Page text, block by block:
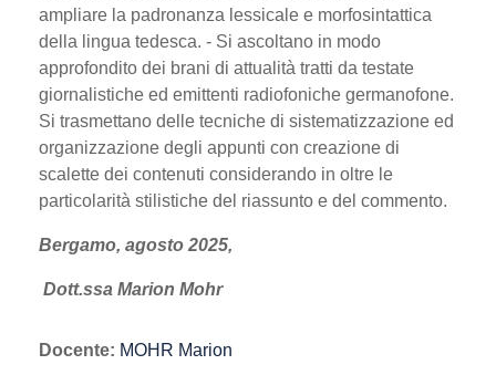
ampliare la padronanza lessicale e morfosintattica
della lingua tedesca. - Si ascoltano in modo
approfondito dei brani di attualità tratti da testate
giornalistiche ed emittenti radiofoniche germanofone.
Si trasmettano delle tecniche di sistematizzazione ed
organizzazione degli appunti con creazione di
scalette dei contenuti considerando in oltre le
particolarità stilistiche del riassunto e del commento.
Bergamo, agosto 2025,
Dott.ssa Marion Mohr
Docente: MOHR Marion